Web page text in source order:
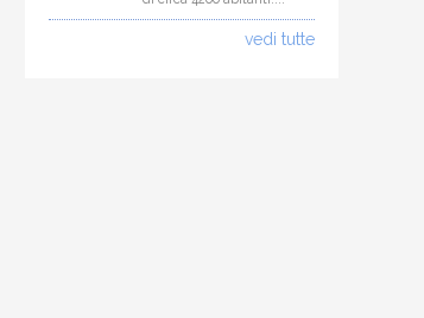
vedi tutte